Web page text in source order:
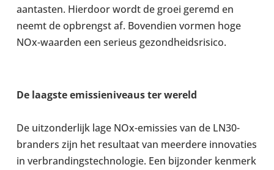
aant­asten. Hier­door wordt de groei geremd en
neemt de opbrengst af. Boven­dien vormen hoge
NOx-​waarden een serieus gezond­heidsris­ico.
De laagste emis­si­eniveaus ter wereld
De uitzon­der­lijk lage NOx-​emissies van de LN30-​
branders zijn het res­ultaat van meer­dere innov­aties
in ver­brand­ing­s­tech­no­lo­gie. Een bijzon­der kenmerk